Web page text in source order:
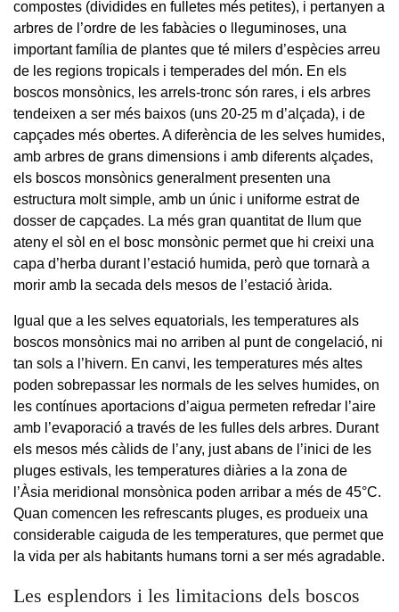
compostes (dividides en fulletes més petites), i pertanyen a
arbres de l’ordre de les fabàcies o lleguminoses, una
important família de plantes que té milers d’espècies arreu
de les regions tropicals i temperades del món. En els
boscos monsònics, les arrels-tronc són rares, i els arbres
tendeixen a ser més baixos (uns 20-25 m d’alçada), i de
capçades més obertes. A diferència de les selves humides,
amb arbres de grans dimensions i amb diferents alçades,
els boscos monsònics generalment presenten una
estructura molt simple, amb un únic i uniforme estrat de
dosser de capçades. La més gran quantitat de llum que
ateny el sòl en el bosc monsònic permet que hi creixi una
capa d’herba durant l’estació humida, però que tornarà a
morir amb la secada dels mesos de l’estació àrida.
Igual que a les selves equatorials, les temperatures als
boscos monsònics mai no arriben al punt de congelació, ni
tan sols a l’hivern. En canvi, les temperatures més altes
poden sobrepassar les normals de les selves humides, on
les contínues aportacions d’aigua permeten refredar l’aire
amb l’evaporació a través de les fulles dels arbres. Durant
els mesos més càlids de l’any, just abans de l’inici de les
pluges estivals, les temperatures diàries a la zona de
l’Àsia meridional monsònica poden arribar a més de 45°C.
Quan comencen les refrescants pluges, es produeix una
considerable caiguda de les temperatures, que permet que
la vida per als habitants humans torni a ser més agradable.
Les esplendors i les limitacions dels boscos